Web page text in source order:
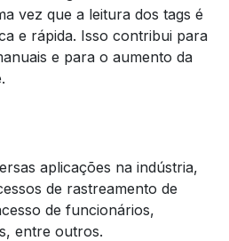
vez que a leitura dos tags é
e rápida. Isso contribui para
e para o aumento da
aplicações na indústria,
de rastreamento de
de funcionários,
entre outros.